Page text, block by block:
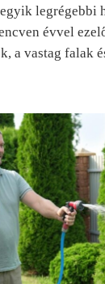
legrégebbi
évvel
a vastag falak